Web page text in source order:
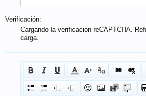
Verificación:
Cargando la verificación reCAPTCHA.
carga.